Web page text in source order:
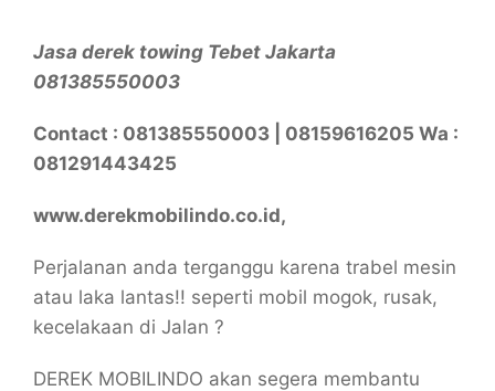
Jasa derek towing Tebet Jakarta
081385550003
Contact : 081385550003 | 08159616205 Wa :
081291443425
www.derekmobilindo.co.id,
Perjalanan anda terganggu karena trabel mesin
atau laka lantas!! seperti mobil mogok, rusak,
kecelakaan di Jalan ?
DEREK MOBILINDO akan segera membantu